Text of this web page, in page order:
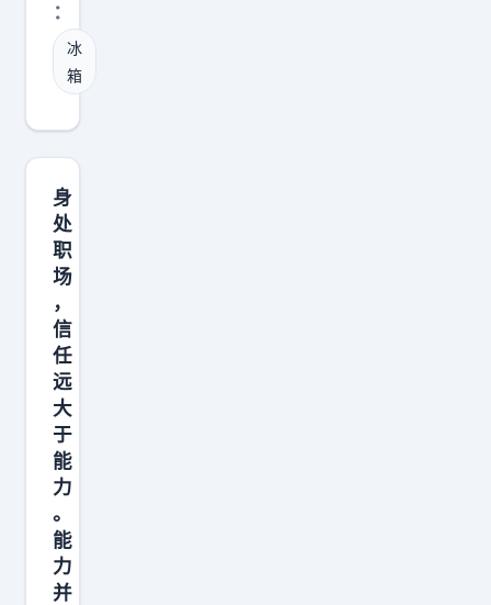
住
人
才
，
提
升
员
工
积
极
性
和
生
产
力
，
自
己
还
能
箱
里
看
都
放
不
下
了
：
冰
箱
身
处
职
场
，
信
任
远
大
于
能
力
。
能
力
并